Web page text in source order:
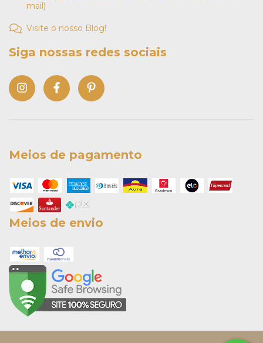
mail)
Visite o nosso Blog!
Siga nossas redes sociais
Meios de pagamento
Meios de envio